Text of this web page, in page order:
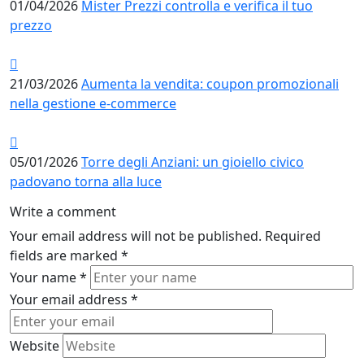
01/04/2026 Mister Prezzi controlla e verifica il tuo
prezzo
21/03/2026Aumenta la vendita: coupon promozionali
nella gestione e-commerce
05/01/2026Torre degli Anziani: un gioiello civico
padovano torna alla luce
Write a comment
Your email address will not be published. Required
fields are marked *
Your name*
Your email address *
Website